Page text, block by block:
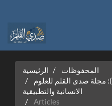
المحتوى
الرئيسي
الرئيسية
المحفوظات
مجلد 2 عدد 1 (2025): مجلة صدى القلم للعلوم
الانسانية والتطبيقية
Articles